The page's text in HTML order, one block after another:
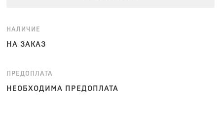
НАЛИЧИЕ
НА ЗАКАЗ
ПРЕДОПЛАТА
НЕОБХОДИМА ПРЕДОПЛАТА